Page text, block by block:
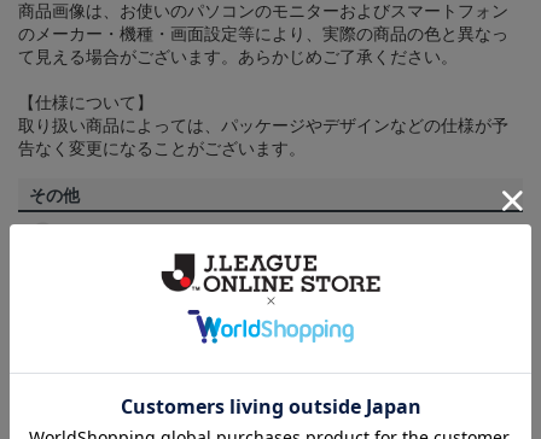
商品画像は、お使いのパソコンのモニターおよびスマートフォン
のメーカー・機種・画面設定等により、実際の商品の色と異なっ
て見える場合がございます。あらかじめご了承ください。
【仕様について】
取り扱い商品によっては、パッケージやデザインなどの仕様が予
告なく変更になることがございます。
その他
ギフト対応について